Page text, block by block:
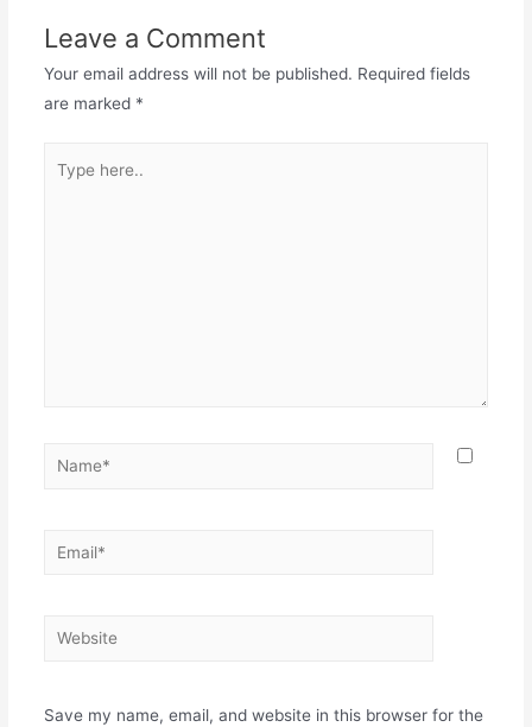
Leave a Comment
Your email address will not be published. Required fields
are marked *
here..
Name*
Email*
Website
Save my name, email, and website in this browser for the